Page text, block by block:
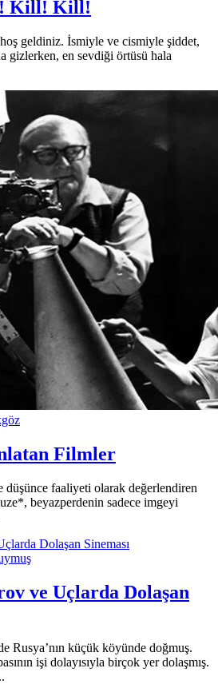
Kill! Kill!
geldiniz. İsmiyle ve cismiyle şiddet,
gizlerken, en sevdiği örtüsü hala
Filmler
düşünce faaliyeti olarak değerlendiren
beyazperdenin sadece imgeyi
ve Uçlarda Dolaşan
Rusya’nın küçük köyünde doğmuş.
işi dolayısıyla birçok yer dolaşmış.